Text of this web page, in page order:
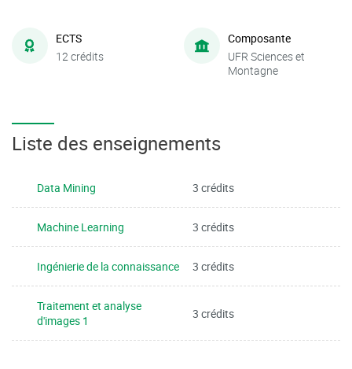
ECTS
12 crédits
Composante
UFR Sciences et
Montagne
Liste des enseignements
Data Mining 3 crédits
Machine Learning 3 crédits
Ingénierie de la connaissance 3 crédits
Traitement et analyse
d'images 1
3 crédits